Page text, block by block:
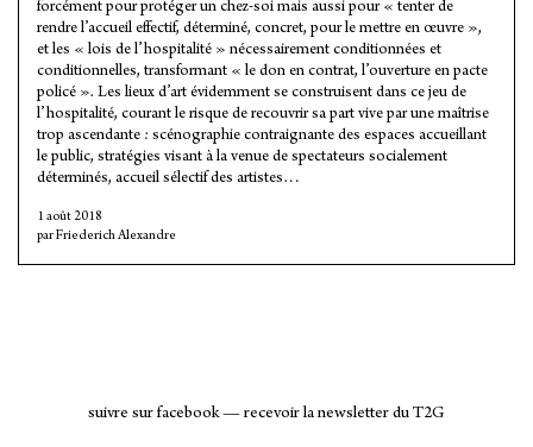
forcément pour protéger un chez-soi mais aussi pour « tenter de
rendre l’accueil effectif, déterminé, concret, pour le mettre en œuvre »,
et les « lois de l’hospitalité » nécessairement conditionnées et
conditionnelles, transformant « le don en contrat, l’ouverture en pacte
policé ». Les lieux d’art évidemment se construisent dans ce jeu de
l’hospitalité, courant le risque de recouvrir sa part vive par une maîtrise
trop ascendante : scénographie contraignante des espaces accueillant
le public, stratégies visant à la venue de spectateurs socialement
déterminés, accueil sélectif des artistes…
1 août 2018
Friederich Alexandre
suivre sur facebook— recevoir la newsletter du T2G